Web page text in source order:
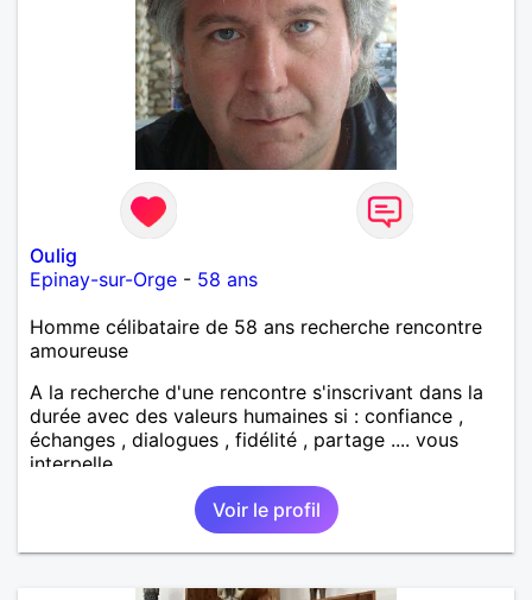
Oulig
Epinay-sur-Orge - 58 ans
Homme célibataire de 58 ans recherche rencontre
amoureuse
A la recherche d'une rencontre s'inscrivant dans la
durée avec des valeurs humaines si : confiance ,
échanges , dialogues , fidélité , partage .... vous
interpelle
Voir le profil